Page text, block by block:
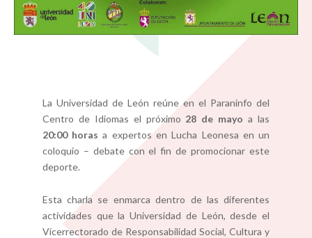
La Universidad de León reúne en el Paraninfo del
Centro de Idiomas el próximo 28 de mayo a las
20:00 horas a expertos en Lucha Leonesa en un
coloquio – debate con el fin de promocionar este
deporte.
Esta charla se enmarca dentro de las diferentes
actividades que la Universidad de León, desde el
Vicerrectorado de Responsabilidad Social, Cultura y